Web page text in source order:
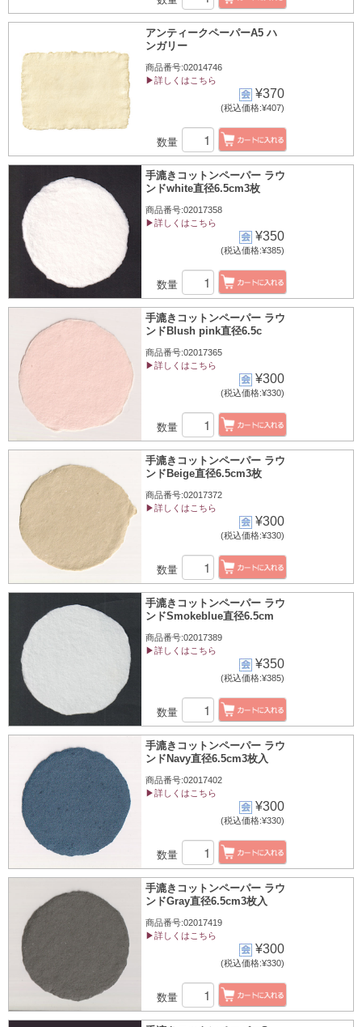
アンティークペーパーA5 ハ
ンガリー
商品番号:02014746
▶詳しくはこちら
¥370
(税込価格:¥407)
数量
手漉きコットンペーパー ラウ
ンドwhite直径6.5cm3枚
商品番号:02017358
▶詳しくはこちら
¥350
(税込価格:¥385)
数量
手漉きコットンペーパー ラウ
ンドBlush pink直径6.5c
商品番号:02017365
▶詳しくはこちら
¥300
(税込価格:¥330)
数量
手漉きコットンペーパー ラウ
ンドBeige直径6.5cm3枚
商品番号:02017372
▶詳しくはこちら
¥300
(税込価格:¥330)
数量
手漉きコットンペーパー ラウ
ンドSmokeblue直径6.5cm
商品番号:02017389
▶詳しくはこちら
¥350
(税込価格:¥385)
数量
手漉きコットンペーパー ラウ
ンドNavy直径6.5cm3枚入
商品番号:02017402
▶詳しくはこちら
¥300
(税込価格:¥330)
数量
手漉きコットンペーパー ラウ
ンドGray直径6.5cm3枚入
商品番号:02017419
▶詳しくはこちら
¥300
(税込価格:¥330)
数量